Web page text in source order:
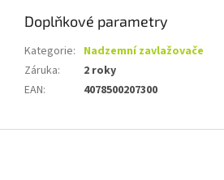
Doplňkové parametry
Kategorie: Nadzemní zavlažovače
Záruka:
2 roky
EAN: 4078500207300